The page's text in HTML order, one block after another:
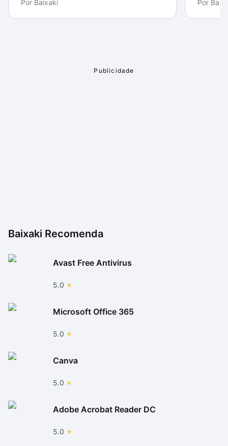
Por Baixaki Por
Baixaki Recomenda
Avast Free Antivirus
5.0
Microsoft Office 365
5.0
Canva
5.0
Adobe Acrobat Reader DC
5.0